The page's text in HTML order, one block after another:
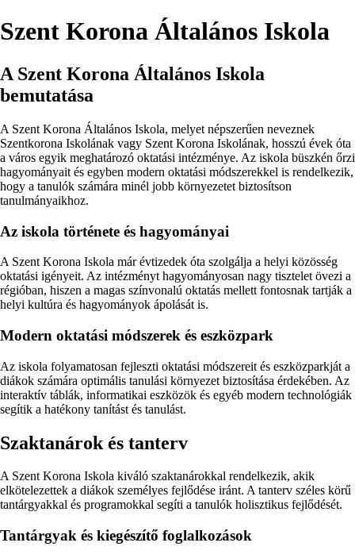
Szent Korona Általános Iskola
A Szent Korona Általános Iskola
bemutatása
A Szent Korona Általános Iskola, melyet népszerűen neveznek
Szentkorona Iskolának vagy Szent Korona Iskolának, hosszú évek óta
a város egyik meghatározó oktatási intézménye. Az iskola büszkén őrzi
hagyományait és egyben modern oktatási módszerekkel is rendelkezik,
hogy a tanulók számára minél jobb környezetet biztosítson
tanulmányaikhoz.
Az iskola története és hagyományai
A Szent Korona Iskola már évtizedek óta szolgálja a helyi közösség
oktatási igényeit. Az intézményt hagyományosan nagy tisztelet övezi a
régióban, hiszen a magas színvonalú oktatás mellett fontosnak tartják a
helyi kultúra és hagyományok ápolását is.
Modern oktatási módszerek és eszközpark
Az iskola folyamatosan fejleszti oktatási módszereit és eszközparkját a
diákok számára optimális tanulási környezet biztosítása érdekében. Az
interaktív táblák, informatikai eszközök és egyéb modern technológiák
segítik a hatékony tanítást és tanulást.
Szaktanárok és tanterv
A Szent Korona Iskola kiváló szaktanárokkal rendelkezik, akik
elkötelezettek a diákok személyes fejlődése iránt. A tanterv széles körű
tantárgyakkal és programokkal segíti a tanulók holisztikus fejlődését.
Tantárgyak és kiegészítő foglalkozások